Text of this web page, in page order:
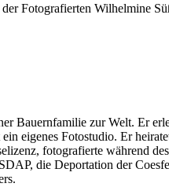
Fotografierten Wilhelmine
Bauernfamilie zur Welt. Er
eigenes Fotostudio. Er
fotografierte während
die Deportation der